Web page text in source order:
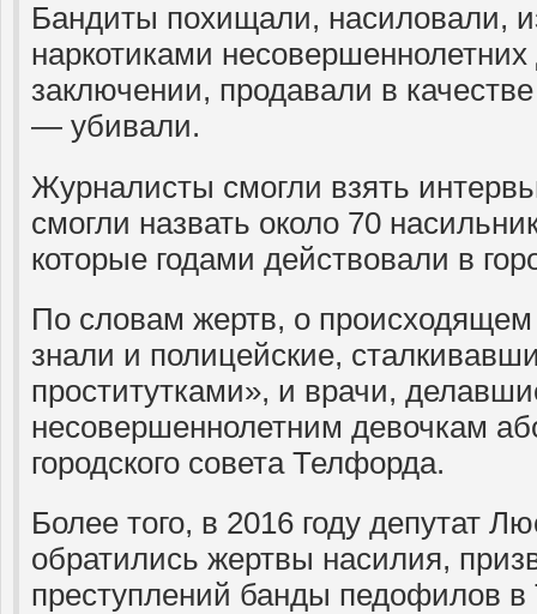
Бандиты похищали, насиловали,
наркотиками
заключении, продавали в
— убивали.
Журналисты смогли взять
смогли назвать около 70
которые годами действовали в
По словам жертв, о происходящем
знали и полицейские,
проститутками», и врачи,
несовершеннолетним девочкам
городского совета Телфорда.
Более того, в 2016 году депутат
обратились жертвы насилия,
преступлений банды педофилов